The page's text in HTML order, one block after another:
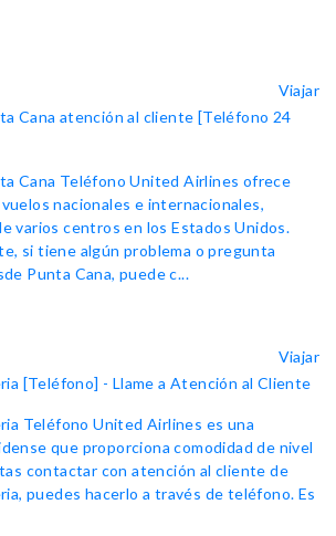
Viajar
Cana atención al cliente [Teléfono 24
Cana Teléfono United Airlines ofrece
vuelos nacionales e internacionales,
varios centros en los Estados Unidos.
si tiene algún problema o pregunta
Punta Cana, puede c...
Viajar
[Teléfono] - Llame a Atención al Cliente
Teléfono United Airlines es una
que proporciona comodidad de nivel
contactar con atención al cliente de
puedes hacerlo a través de teléfono. Es